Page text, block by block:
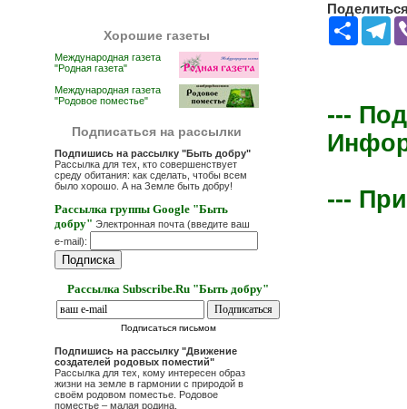
Хорошие газеты
Международная газета
"Родная газета"
Международная газета
"Родовое поместье"
Подписаться на рассылки
Подпишись на рассылку "Быть добру"
Рассылка для тех, кто совершенствует
среду обитания: как сделать, чтобы всем
было хорошо. А на Земле быть добру!
Рассылка группы Google "Быть
добру" Электронная почта (введите ваш
e-mail):
Рассылка Subscribe.Ru "Быть добру"
Подписаться письмом
Подпишись на рассылку "Движение
создателей родовых поместий"
Рассылка для тех, кому интересен образ
жизни на земле в гармонии с природой в
своём родовом поместье. Родовое
поместье – малая родина.
Share
---
---